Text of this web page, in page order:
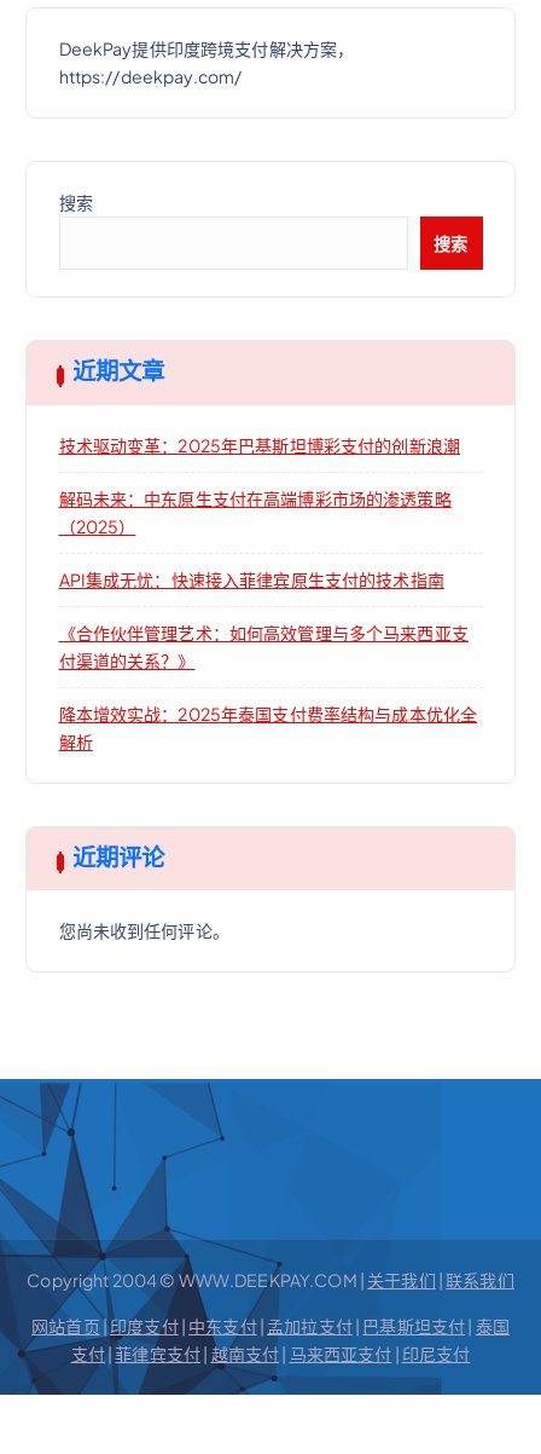
DeekPay提供印度跨境支付解决方案，
https://deekpay.com/
搜索
搜索
近期文章
技术驱动变革：2025年巴基斯坦博彩支付的创新浪潮
解码未来：中东原生支付在高端博彩市场的渗透策略
（2025）
API集成无忧：快速接入菲律宾原生支付的技术指南
《合作伙伴管理艺术：如何高效管理与多个马来西亚支
付渠道的关系？》
降本增效实战：2025年泰国支付费率结构与成本优化全
解析
近期评论
您尚未收到任何评论。
Copyright 2004 © WWW.DEEKPAY.COM | 关于我们 |联系我们
网站首页|印度支付| 中东支付| 孟加拉支付| 巴基斯坦支付| 泰国
支付|菲律宾支付| 越南支付| 马来西亚支付 | 印尼支付